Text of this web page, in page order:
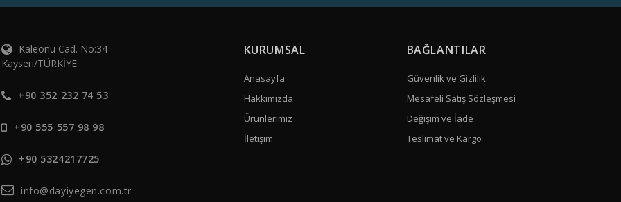
Kaleönü Cad. No:34
Kayseri/TÜRKİYE
+90 352 232 74 53
+90 555 557 98 98
+90 5324217725
info@dayiyegen.com.tr
KURUMSAL
Anasayfa
Hakkımızda
Ürünlerimiz
İletişim
BAĞLANTILAR
Güvenlik ve Gizlilik
Mesafeli Satış Sözleşmesi
Değişim ve İade
Teslimat ve Kargo